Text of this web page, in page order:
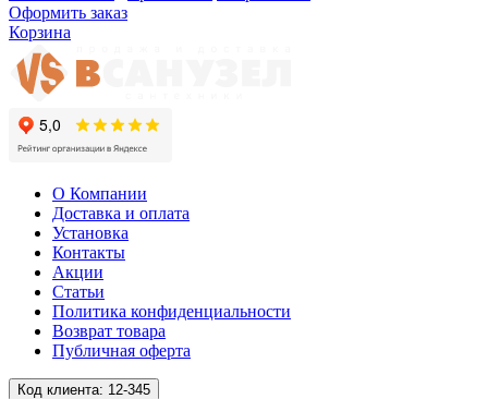
Оформить заказ
Корзина
О Компании
Доставка и оплата
Установка
Контакты
Акции
Статьи
Политика конфиденциальности
Возврат товара
Публичная оферта
Код клиента: 12-345